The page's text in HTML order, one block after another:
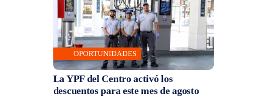
OPORTUNIDADES
La YPF del Centro activó los
descuentos para este mes de agosto